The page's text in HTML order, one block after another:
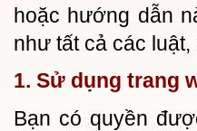
hoặc hướng dẫn
như tất cả các
1. Sử dụng trang
Bạn có quyền